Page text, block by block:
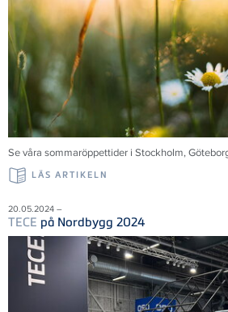
Se våra sommaröppettider i Stockholm,
LÄS ARTIKELN
20.05.2024 –
TECE på Nordbygg 2024